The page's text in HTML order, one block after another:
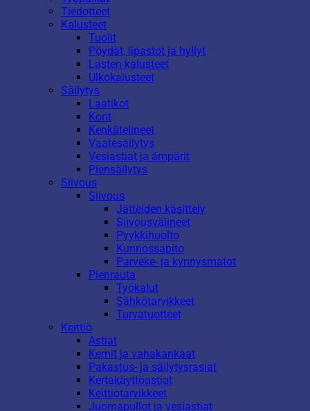
Tiedotteet
Kalusteet
Tuolit
Pöydät, lipastot ja hyllyt
Lasten kalusteet
Ulkokalusteet
Säilytys
Laatikot
Korit
Kenkätelineet
Vaatesäilytys
Vesiastiat ja ämpärit
Piensäilytys
Siivous
Siivous
Jätteiden käsittely
Siivousvälineet
Pyykkihuolto
Kunnossapito
Parveke- ja kynnysmatot
Pienrauta
Työkalut
Sähkötarvikkeet
Turvatuotteet
Keittiö
Astiat
Kernit ja vahakankaat
Pakastus- ja säilytysrasiat
Kertakäyttöastiat
Keittiötarvikkeet
Juomapullot ja vesiastiat